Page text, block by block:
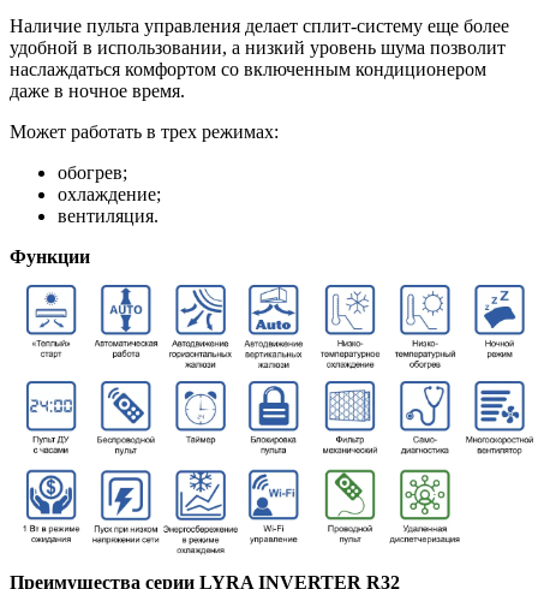
Наличие пульта управления делает сплит-систему еще более
удобной в использовании, а низкий уровень шума позволит
наслаждаться комфортом со включенным кондиционером
даже в ночное время.
Может работать в трех режимах:
обогрев;
охлаждение;
вентиляция.
Функции
Преимущества серии LYRA INVERTER R32